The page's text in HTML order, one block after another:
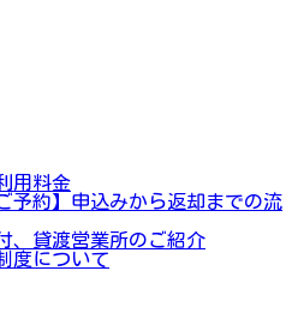
用料金
予約】申込みから返却までの流
、貸渡営業所のご紹介
度について